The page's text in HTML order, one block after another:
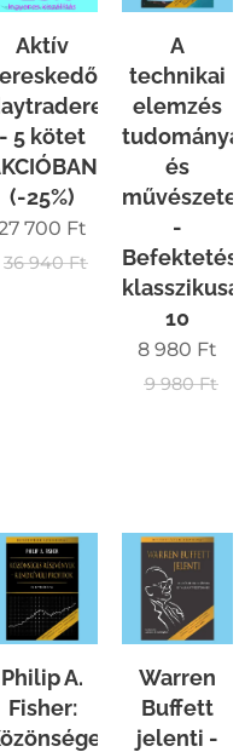
Aktív
- 5 kötet
(-25%)
700 Ft
36 940Ft
A
technikai
elemzés
tudománya
és
művészete
-
klasszikusai
10
8 980 Ft
9 980Ft
Philip A.
Fisher:
Warren
Buffett
jelenti -